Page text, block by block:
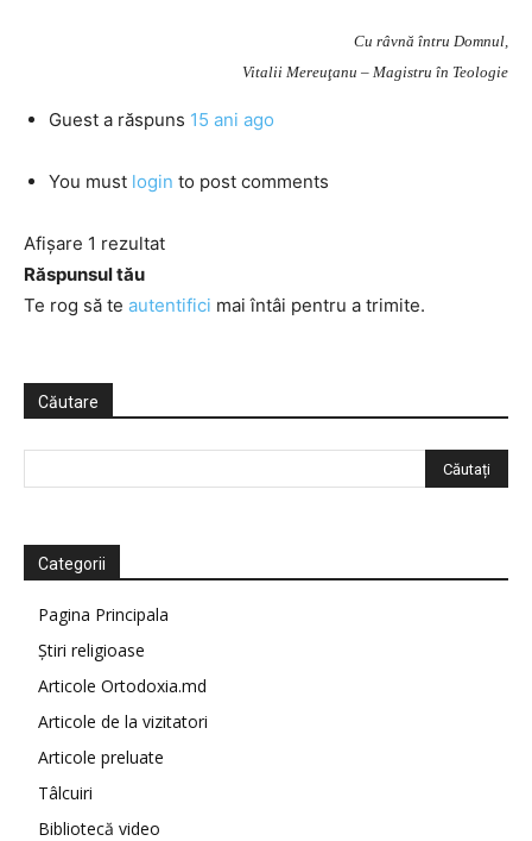
Cu râvnă întru Domnul,
Vitalii Mereuţanu – Magistru în Teologie
Guest a răspuns 15 ani ago
You must login to post comments
Afișare 1 rezultat
Răspunsul tău
Te rog să te autentifici mai întâi pentru a trimite.
Căutare
Categorii
Pagina Principala
Știri religioase
Articole Ortodoxia.md
Articole de la vizitatori
Articole preluate
Tâlcuiri
Bibliotecă video